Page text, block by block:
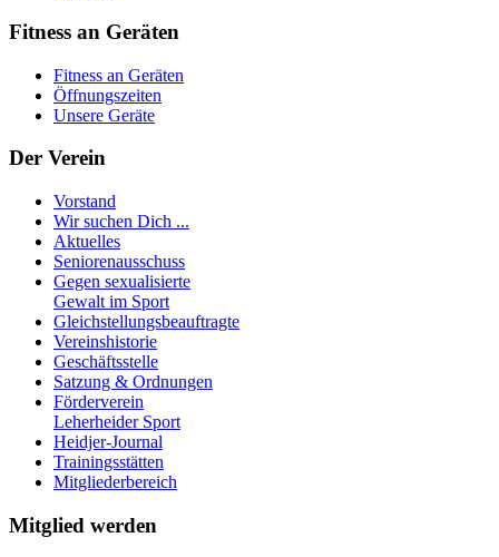
Fitness an Geräten
Fitness an Geräten
Öffnungszeiten
Unsere Geräte
Der Verein
Vorstand
Wir suchen Dich ...
Aktuelles
Seniorenausschuss
Gegen sexualisierte
Gewalt im Sport
Gleichstellungsbeauftragte
Vereinshistorie
Geschäftsstelle
Satzung & Ordnungen
Förderverein
Leherheider Sport
Heidjer-Journal
Trainingsstätten
Mitgliederbereich
Mitglied werden